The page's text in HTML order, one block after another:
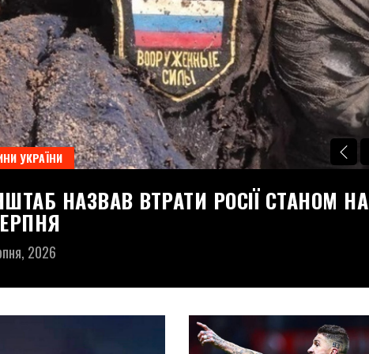
УКРАЇНИ
НАЗВАВ ВТРАТИ РОСІЇ СТАНОМ НА
2026